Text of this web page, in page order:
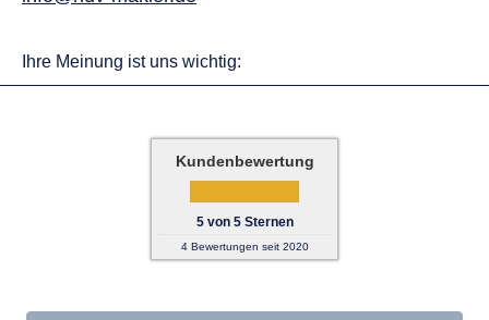
Ihre Meinung ist uns wichtig:
Kundenbewertung
5von 5Sternen
4Bewertungen seit 2020